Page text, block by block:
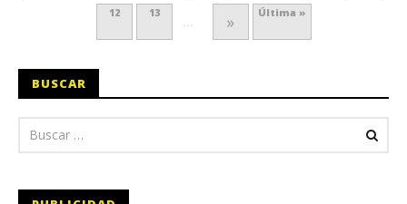
12 13 » Última »
BUSCAR